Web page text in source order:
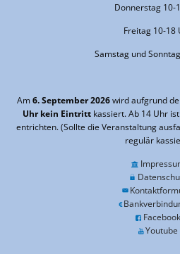
Donnerstag 10-
Freitag 10-18
Samstag und
Am6. September 2026wird aufgrund
Uhr kein Eintrittkassiert. Ab 14 Uhr
entrichten. (Sollte die Veranstaltung
regulär
Facebook
Youtube